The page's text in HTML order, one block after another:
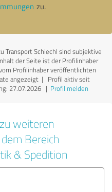
zu.
Transport Schiechl sind subjektive
der Seite ist der Profilinhaber
Profilinhaber veröffentlichten
angezeigt | Profil aktiv seit
27.07.2026| Profil melden
weiteren
Bereich
& Spedition